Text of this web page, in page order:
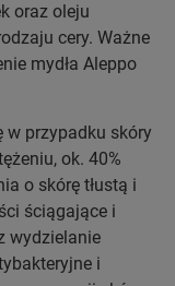
oraz oleju
cery. Ważne
mydła Aleppo
w przypadku skóry
ok. 40%
o skórę tłustą i
ściągające i
wydzielanie
i